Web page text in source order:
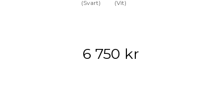
6 750 kr